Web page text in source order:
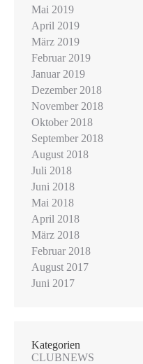
Mai 2019
April 2019
März 2019
Februar 2019
Januar 2019
Dezember 2018
November 2018
Oktober 2018
September 2018
August 2018
Juli 2018
Juni 2018
Mai 2018
April 2018
März 2018
Februar 2018
August 2017
Juni 2017
Kategorien
CLUBNEWS